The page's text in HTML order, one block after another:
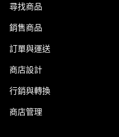
尋找商品
銷售商品
訂單與運送
商店設計
行銷與轉換
商店管理